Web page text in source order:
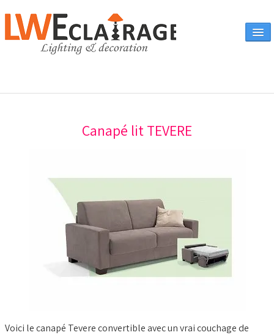
Eclairages & produits▼
Canapé lit TEVERE
Voici le canapé Tevere convertible avec un vrai couchage de